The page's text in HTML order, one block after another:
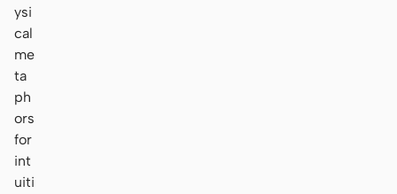
ysi
cal
me
ta
ph
ors
for
int
uiti